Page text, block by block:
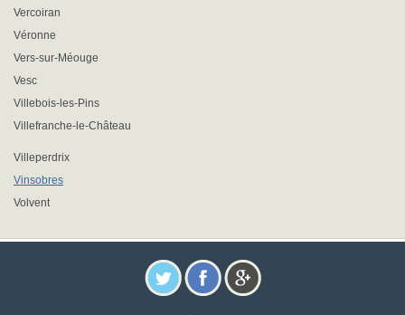
Vercoiran
Véronne
Vers-sur-Méouge
Vesc
Villebois-les-Pins
Villefranche-le-Château
Villeperdrix
Vinsobres
Volvent